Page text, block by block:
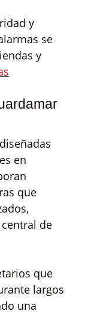
y
se
y
en
que
de
que
largos
una